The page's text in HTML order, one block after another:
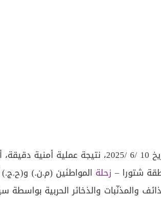
دقيقة، أوقفت
شتورا – زحلة المواطنَين (م.ن.) و(ح.ج.)
والمذنّبات والذخائر الحربية بواسطة